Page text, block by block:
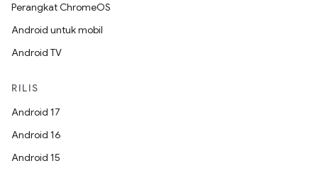
Perangkat ChromeOS
Android untuk mobil
Android TV
RILIS
Android 17
Android 16
Android 15